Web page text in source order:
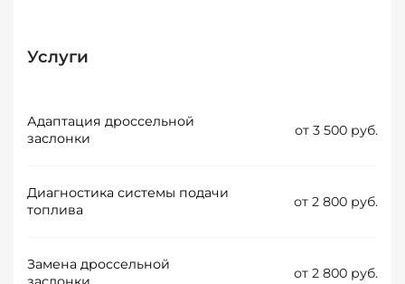
Услуги
Адаптация дроссельной
заслонки
от 3 500 руб.
Диагностика системы подачи
топлива
от 2 800 руб.
Замена дроссельной
от 2 800 руб.